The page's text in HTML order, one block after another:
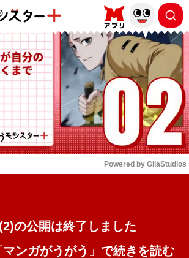
もっと読む
Powered by GliaStudios
の公開は終了しました
ンガがうがう」で続きを読む